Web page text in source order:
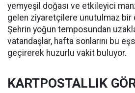
yemyeşil doğası ve etkileyici
gelen ziyaretçilere unutulmaz bir
Şehrin yoğun temposundan
vatandaşlar, hafta sonlarını bu
geçirerek huzurlu vakit buluyor.
KARTPOSTALLIK